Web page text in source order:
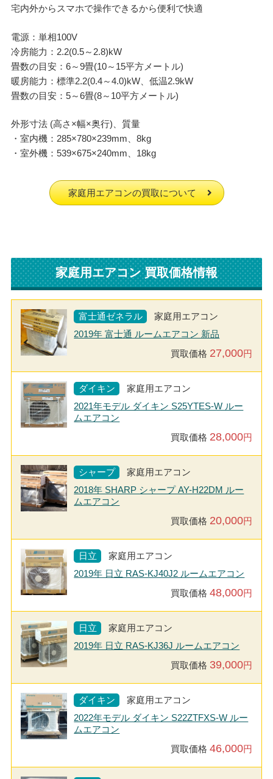
宅内外からスマホで操作できるから便利で快適
電源：単相100V
冷房能力：2.2(0.5～2.8)kW
畳数の目安：6～9畳(10～15平方メートル)
暖房能力：標準2.2(0.4～4.0)kW、低温2.9kW
畳数の目安：5～6畳(8～10平方メートル)
外形寸法 (高さ×幅×奥行)、質量
・室内機：285×780×239mm、8kg
・室外機：539×675×240mm、18kg
家庭用エアコンの買取について
家庭用エアコン 買取価格情報
富士通ゼネラル
家庭用エアコン
2019年 富士通 ルームエアコン 新品
買取価格 27,000円
ダイキン
家庭用エアコン
2021年モデル ダイキン S25YTES-W ルー
ムエアコン
買取価格 28,000円
シャープ
家庭用エアコン
2018年 SHARP シャープ AY-H22DM ルー
ムエアコン
買取価格 20,000円
日立
家庭用エアコン
2019年 日立 RAS-KJ40J2 ルームエアコン
買取価格48,000円
日立
家庭用エアコン
2019年 日立 RAS-KJ36J ルームエアコン
買取価格 39,000円
ダイキン
家庭用エアコン
2022年モデル ダイキン S22ZTFXS-W ルー
ムエアコン
買取価格46,000円